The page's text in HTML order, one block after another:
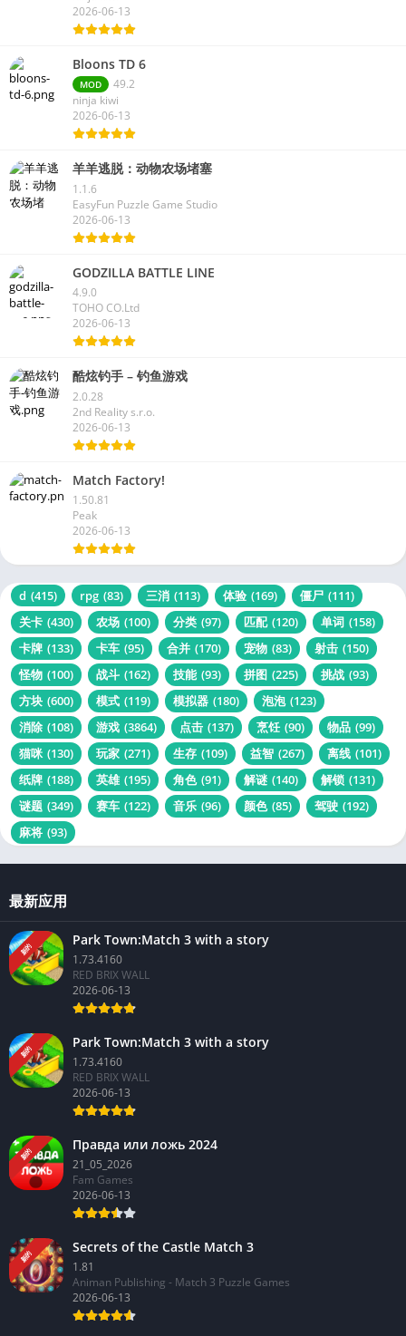
MOD
49.2
ninja kiwi
Bloons TD 6
MOD
49.2
ninja kiwi
羊羊逃脱：动物农场堵塞
1.1.6
EasyFun Puzzle Game Studio
GODZILLA BATTLE LINE
4.9.0
TOHO CO.Ltd
酷炫钓手 – 钓鱼游戏
2.0.28
2nd Reality s.r.o.
Match Factory!
1.50.81
Peak
d (415) rpg (83) 三消 (113) 体验 (169) 僵尸 (111)
关卡 (430) 农场 (100) 分类 (97) 匹配 (120) 单词 (158)
卡牌 (133) 卡车 (95) 合并 (170) 宠物 (83) 射击 (150)
怪物 (100) 战斗 (162) 技能 (93) 拼图 (225) 挑战
方块 (600) 模式 (119) 模拟器 (180) 泡泡 (123)
消除 (108) 游戏 (3864) 点击 (137) 烹饪 (90) 物品 (99)
猫咪 (130) 玩家 (271) 生存 (109) 益智 (267) 离线 (101)
纸牌 (188) 英雄 (195) 角色 (91) 解谜 (140) 解锁 (131)
谜题 (349)
麻将 (93)
最新应用
新的
Park Town:Match 3 with a story
1.73.4160
RED BRIX WALL
新的
Park Town:Match 3 with a story
1.73.4160
RED BRIX WALL
新的
Правда или ложь 2024
21_05_2026
Fam Games
新的
Secrets of the Castle Match 3
1.81
Animan Publishing - Match 3 Puzzle Games